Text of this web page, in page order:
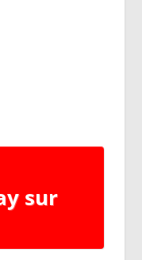
sur